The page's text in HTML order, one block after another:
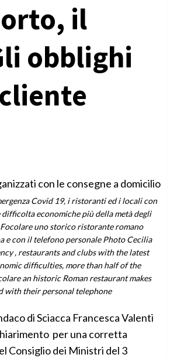
il
obblighi
Covid 19, i ristoranti ed i locali con
economiche più della metà degli
uno storico ristorante romano
e con il telefono personale Photo Cecilia
, restaurants and clubs with the latest
difficulties, more than half of the
an historic Roman restaurant makes
with their personal telephone
di Sciacca Francesca Valenti
per una corretta
Consiglio dei Ministri del 3